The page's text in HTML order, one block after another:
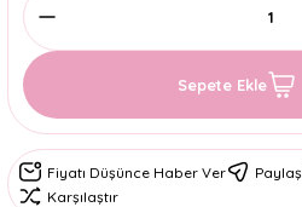
Sepete Ekle
Fiyatı Düşünce Haber Ver Paylaş
Karşılaştır